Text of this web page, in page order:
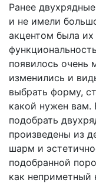
Ранее
и не имели
акцентом была
появилось очень
изменились и
выбрать форму,
какой нужен вам.
подобрать
произведены из
шарм и
подобранной
как неприметный